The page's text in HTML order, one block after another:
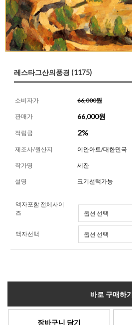
레스타그산의풍경 (1175)
소비자가 66,000원
판매가 66,000원
적립금 2%
제조사/원산지 이안아트/대한민국
작가명 세잔
설명 크기선택가능
액자포함 전체사이
즈
액자선택
바로 구매하기
장바구니 담기